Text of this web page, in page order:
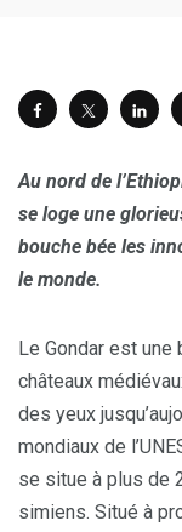
Au nord de
se loge une
bouche bée les
le monde.
Le Gondar est
châteaux
des yeux
mondiaux de
se situe à plus de
simiens. Situé à